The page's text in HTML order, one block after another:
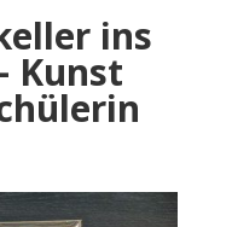
ins
Kunst